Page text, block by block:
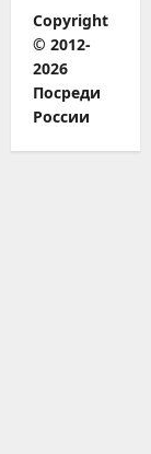
Copyright
© 2012-
2026
Посреди
России